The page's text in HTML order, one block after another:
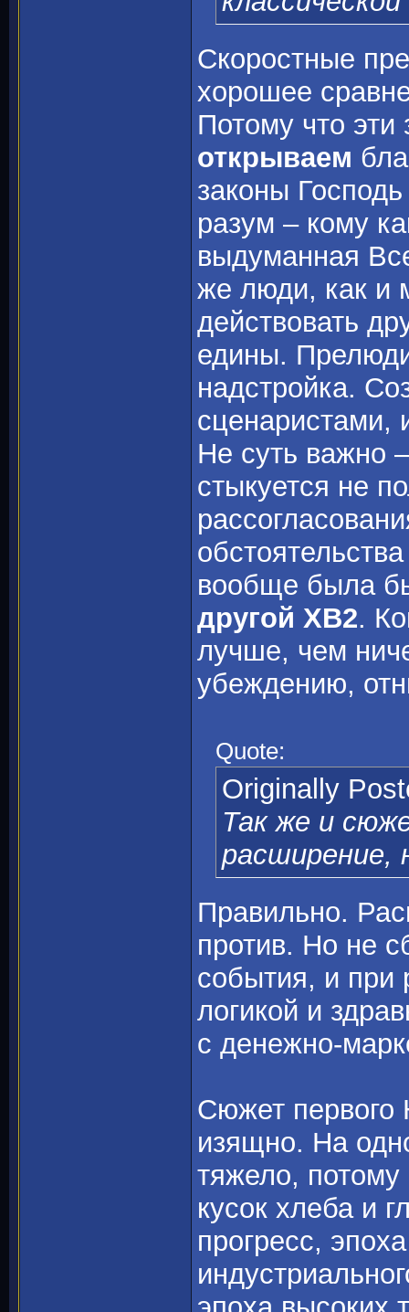
Скоростные
хорошее
Потому что
открываем
законы
разум – кому
выдуманная
же люди, как и
действовать
едины.
надстройка.
сценаристами,
Не суть важно
стыкуется не
вообще была
другой ХВ2.
лучше, чем
убеждению,
Quote:
Originally
Так же и
расширение,
Правильно.
против. Но не
события, и при
логикой и
с денежно-
Сюжет первого
изящно. На
тяжело,
кусок хлеба и
прогресс,